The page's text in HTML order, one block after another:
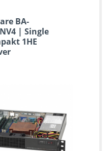
BA-
| Single
1HE